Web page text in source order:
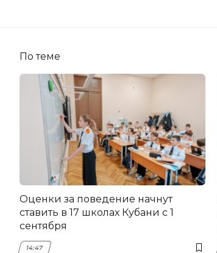
По теме
Оценки за поведение начнут
ставить в 17 школах Кубани с 1
сентября
14:47